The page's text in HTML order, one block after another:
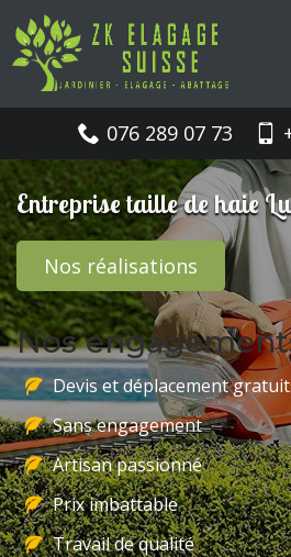
076 289 07 73
Entreprise taille de haie
Nos réalisations
Nos
Devis et déplacement
Sans engagement
Artisan passionné
Prix imbattable
Travail de qualité